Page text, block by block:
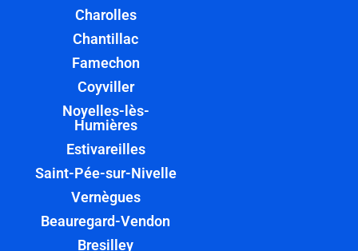
Charolles
Chantillac
Famechon
Coyviller
Noyelles-lès-
Humières
Estivareilles
Saint-Pée-sur-Nivelle
Vernègues
Beauregard-Vendon
Bresilley